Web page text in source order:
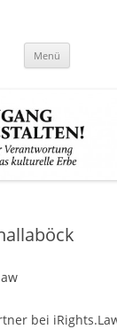
Menü
bei